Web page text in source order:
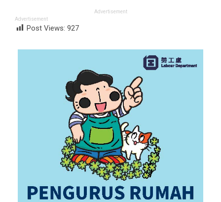
Advertisement
Advertisement
Post Views: 927